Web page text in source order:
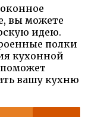
вы можете
идею.
полки
кухонной
вашу кухню